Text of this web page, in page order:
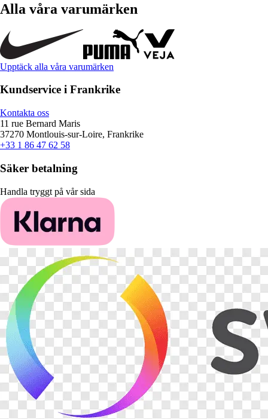
Alla våra varumärken
Upptäck alla våra varumärken
Kundservice i Frankrike
Kontakta oss
11 rue Bernard Maris
37270 Montlouis-sur-Loire, Frankrike
+33 1 86 47 62 58
Säker betalning
Handla tryggt på vår sida